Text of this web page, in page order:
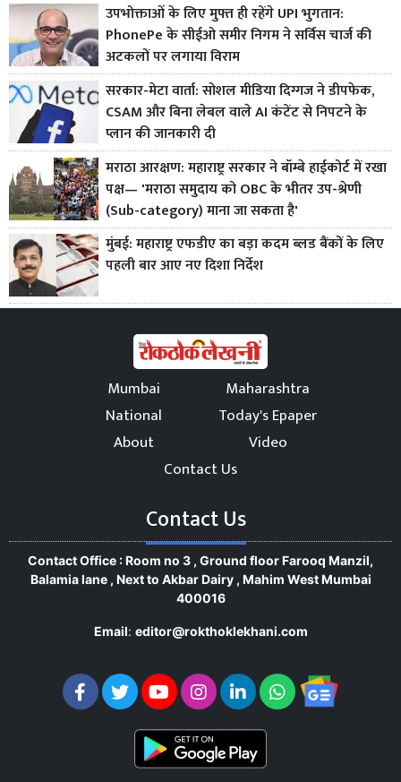
उपभोक्ताओं के लिए मुफ्त ही रहेंगे UPI भुगतान:
PhonePe के सीईओ समीर निगम ने सर्विस चार्ज की
अटकलों पर लगाया विराम
सरकार-मेटा वार्ता: सोशल मीडिया दिग्गज ने डीपफेक,
CSAM और बिना लेबल वाले AI कंटेंट से निपटने के
प्लान की जानकारी दी
मराठा आरक्षण: महाराष्ट्र सरकार ने बॉम्बे हाईकोर्ट में रखा
पक्ष— 'मराठा समुदाय को OBC के भीतर उप-श्रेणी
(Sub-category) माना जा सकता है'
मुंबई: महाराष्ट्र एफडीए का बड़ा कदम ब्लड बैंकों के लिए
पहली बार आए नए दिशा निर्देश
Mumbai
Maharashtra
National
Today's Epaper
About
Video
Contact Us
Contact Us
Contact Office : Room no 3 , Ground floor Farooq Manzil,
Balamia lane , Next to Akbar Dairy , Mahim West Mumbai
400016
Email: editor@rokthoklekhani.com